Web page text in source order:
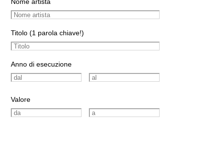
Titolo (1 parola chiave!)
Anno di esecuzione
Valore